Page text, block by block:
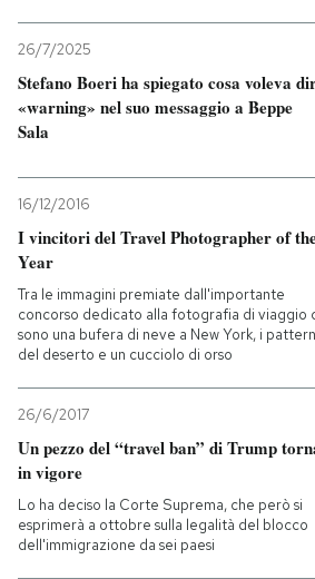
26/7/2025
Stefano Boeri ha spiegato cosa voleva
«warning» nel suo messaggio a Beppe
Sala
16/12/2016
I vincitori del Travel Photographer of
Year
Tra le immagini premiate dall'importante
concorso dedicato alla fotografia di viaggio
sono una bufera di neve a New York, i pattern
del deserto e un cucciolo di orso
26/6/2017
Un pezzo del “travel ban” di Trump
in vigore
Lo ha deciso la Corte Suprema, che però si
esprimerà a ottobre sulla legalità del blocco
dell'immigrazione da sei paesi